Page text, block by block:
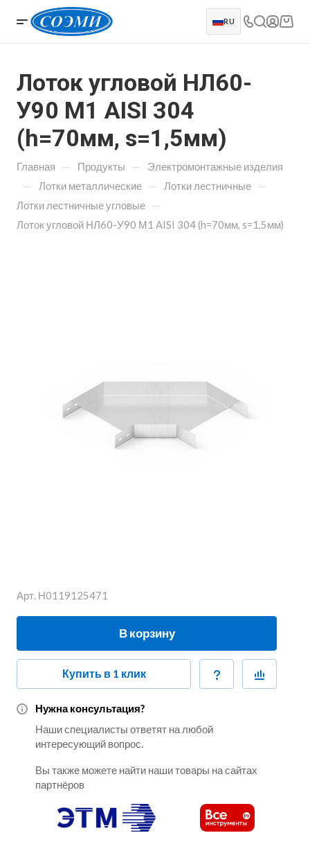
RU
Лоток угловой НЛ60-
У90 М1 AISI 304
(h=70мм, s=1,5мм)
Главная — Продукты — Электромонтажные изделия
— Лотки металлические — Лотки лестничные —
Лотки лестничные угловые —
Лоток угловой НЛ60-У90 М1 AISI 304 (h=70мм, s=1,5мм)
Арт. Н0119125471
В корзину
Купить в 1 клик
Нужна консультация?
Наши специалисты ответят на любой
интересующий вопрос.
Вы также можете найти наши товары на сайтах
партнёров